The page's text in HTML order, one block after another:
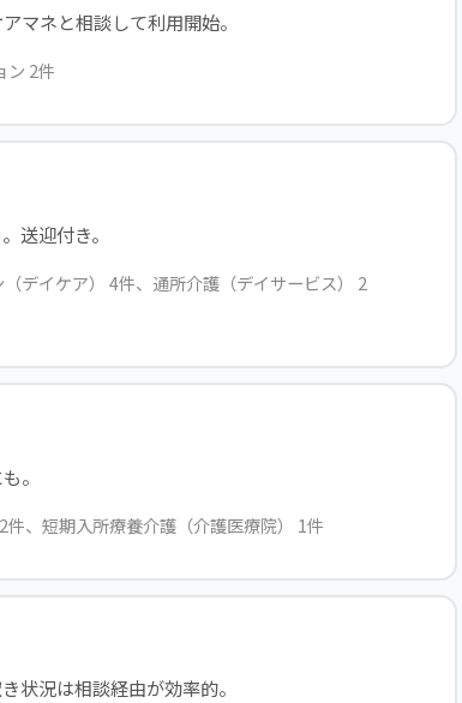
マネと相談して利用開始。
ン 2件
送迎付き。
デイケア） 4件、通所介護（デイサービス） 2
。
、短期入所療養介護（介護医療院） 1件
状況は相談経由が効率的。